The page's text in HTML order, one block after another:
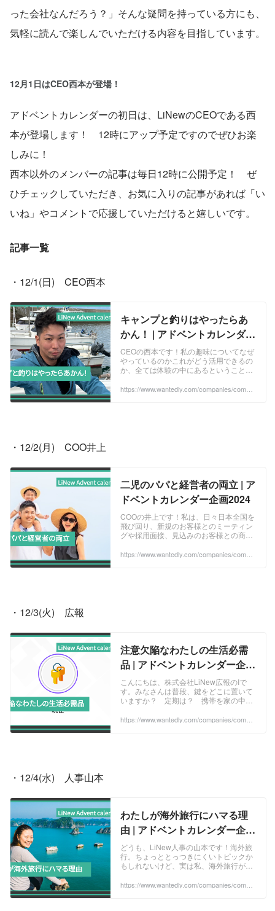
った会社なんだろう？」そんな疑問を持っている方にも、
気軽に読んで楽しんでいただける内容を目指しています。
12月1日はCEO西本が登場！
アドベントカレンダーの初日は、LiNewのCEOである西
本が登場します！　12時にアップ予定ですのでぜひお楽
しみに！
西本以外のメンバーの記事は毎日12時に公開予定！　ぜ
ひチェックしていただき、お気に入りの記事があれば「い
いね」やコメントで応援していただけると嬉しいです。
記事一覧
・12/1(日)　CEO西本
キャンプと釣りはやったらあ
かん！ | アドベントカレンダー
企画2024
CEOの西本です！私の趣味についてなぜ
やっているのかこれがどう活用できるの
か、全ては体験の中にあるということを
趣味に投資することは最高の自己投資な
https://www.wantedly.com/companies/compa
・12/2(月)　COO井上
二児のパパと経営者の両立 | ア
ドベントカレンダー企画2024
COOの井上です！私は、日々日本全国を
飛び回り、新規のお客様とのミーティン
グや採用面接、見込みのお客様との商談
約140社のお客様と信頼関係を築いてい
https://www.wantedly.com/companies/compa
・12/3(火)　広報
注意欠陥なわたしの生活必需
品 | アドベントカレンダー企画
2024
こんにちは、株式会社LiNew広報のIで
す。みなさんは普段、鍵をどこに置いて
いますか？ 定期は？ 携帯を家の中で
て泣きながら「家から出られないよ～」
https://www.wantedly.com/companies/compa
・12/4(水)　人事山本
わたしが海外旅行にハマる理
由 | アドベントカレンダー企画
2024
どうも、LiNew人事の山本です！海外旅
行。ちょっととっつきにくいトピックか
もしれないけど、実は私、海外旅行が大
たのかを語ってみるから、肩の力を抜い
https://www.wantedly.com/companies/compa